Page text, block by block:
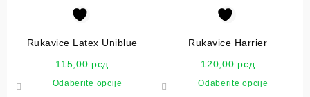
Rukavice Latex Uniblue
115,00 рсд
Odaberite opcije
Rukavice Harrier
120,00 рсд
Odaberite opcije